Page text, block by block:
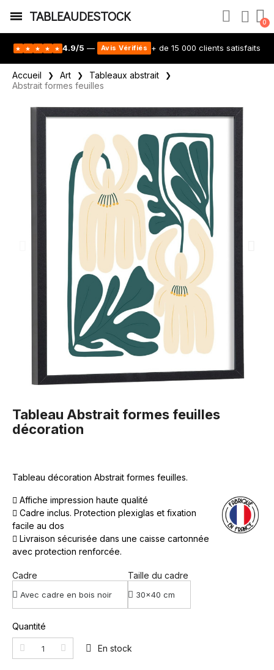
TABLEAUDESTOCK
★ ★ ★ ★ ★ 4.9/5 — Avis Vérifiés + de 15 000 clients satisfaits
Accueil Art
Tableaux abstrait
Abstrait formes feuilles
Tableau Abstrait formes feuilles
décoration
Tableau décoration Abstrait formes feuilles.
Affiche impression haute qualité
Cadre inclus. Protection plexiglas et fixation
facile au dos
Livraison sécurisée dans une caisse cartonnée
avec protection renforcée.
Cadre Taille du cadre
Quantité
En stock